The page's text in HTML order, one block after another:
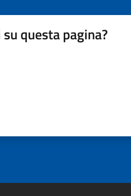
questa pagina?